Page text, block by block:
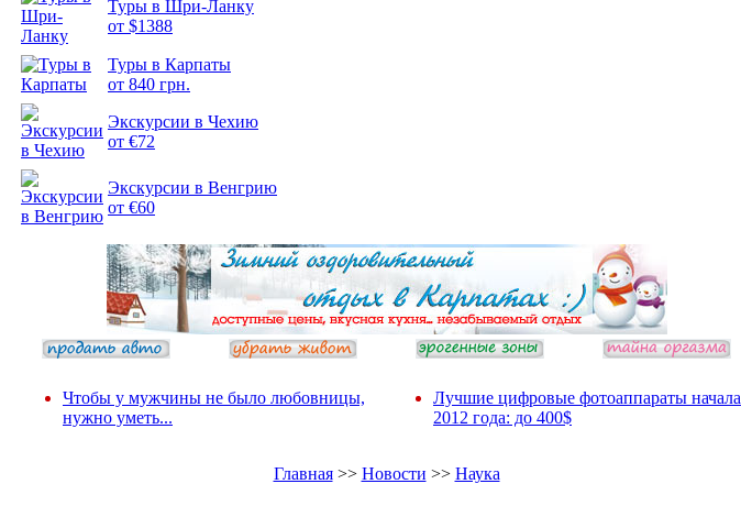
Туры в Шри-Ланку
от $1388
Туры в Карпаты
от 840 грн.
Экскурсии в Чехию
от €72
Экскурсии в Венгрию
от €60
Чтобы у мужчины не было любовницы,
нужно уметь...
Лучшие цифровые фотоаппараты начала
2012 года: до 400$
Главная>> Новости >> Наука